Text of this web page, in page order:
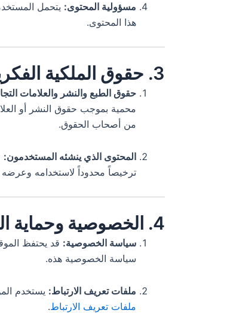
مسؤولية المحتوى: يتحمل
هذا المحتوى.
3. حقوق الملكية الفكرية
حقوق الطبع والنشر والعلامات
محمية بموجب حقوق النشر أو
من أصحاب الحقوق.
المحتوى الذي ينشئه المستخدمون:
ترخيصاً محدوداً لاستخدامه وعرضه
4. الخصوصية وحماية البيانات
سياسة الخصوصية: قد يحتفظ
سياسة الخصوصية هذه.
ملفات تعريف الارتباط: يستخدم
ملفات تعريف الارتباط.